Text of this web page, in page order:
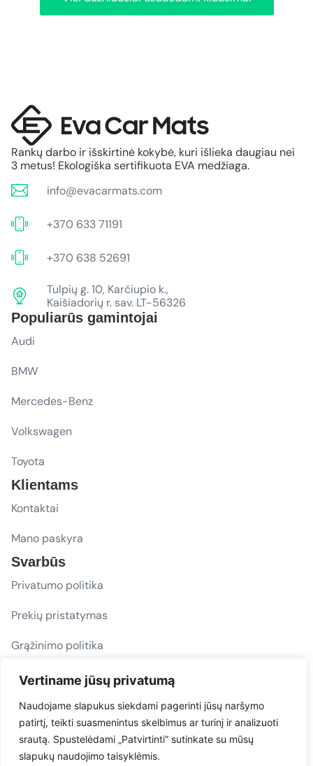
Vertiname jūsų privatumą
Naudojame slapukus siekdami pagerinti jūsų naršymo
patirtį, teikti suasmenintus skelbimus ar turinį ir analizuoti
srautą. Spustelėdami „Patvirtinti“ sutinkate su mūsų
slapukų naudojimo taisyklėmis.
Rankų darbo ir išskirtinė kokybė, kuri išlieka daugiau nei
3 metus! Ekologiška sertifikuota EVA medžiaga.
info@evacarmats.com
+370 633 71191
+370 638 52691
Tulpių g. 10, Karčiupio k.,
Kaišiadorių r. sav. LT-56326
Populiarūs gamintojai
Audi
BMW
Mercedes-Benz
Volkswagen
Toyota
Klientams
Kontaktai
Mano paskyra
Svarbūs
Privatumo politika
Prekių pristatymas
Grąžinimo politika
D. U. K.
Sekite mus
evacarmats
© Copyright 2026 | Eva Car Mats